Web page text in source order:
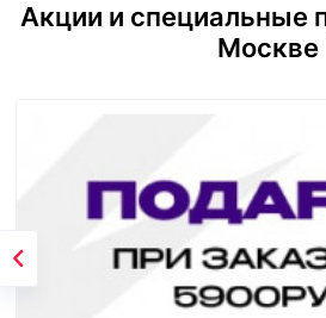
Акции и специальные
Москве